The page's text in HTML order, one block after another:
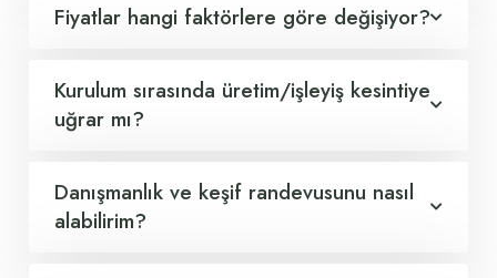
Fiyatlar hangi faktörlere göre değişiyor?
Kurulum sırasında üretim/işleyiş kesintiye
uğrar mı?
Danışmanlık ve keşif randevusunu nasıl
alabilirim?